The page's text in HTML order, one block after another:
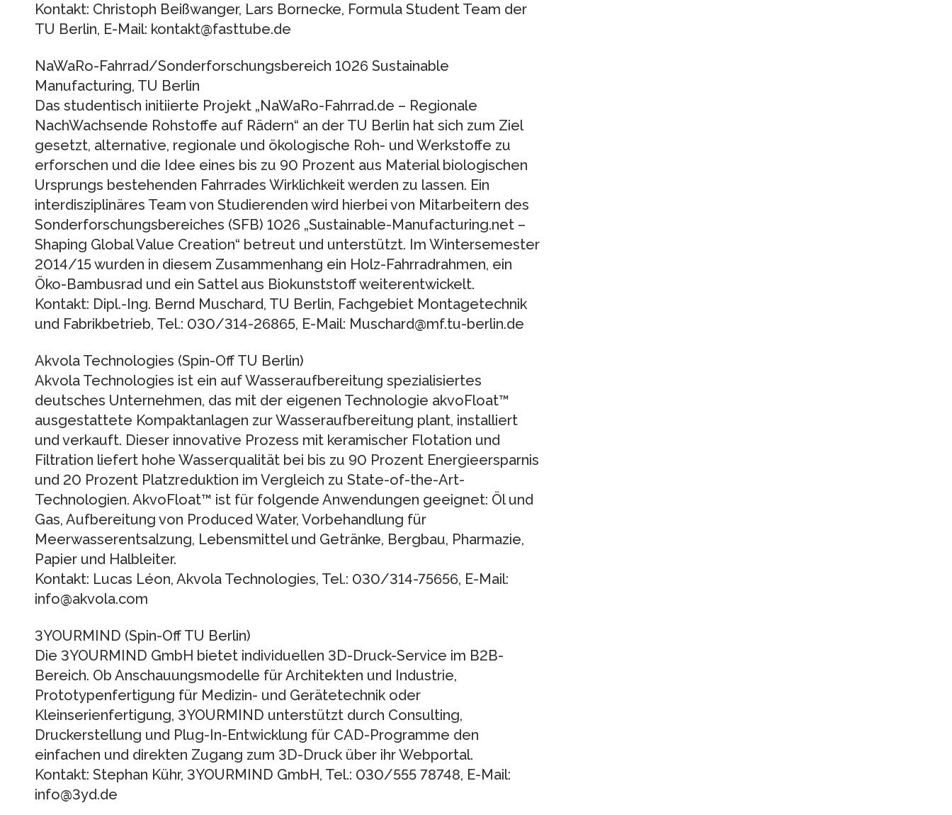
Kontakt: Christoph Beißwanger, Lars Bornecke, Formula Student Team der
TU Berlin, E-Mail: kontakt@fasttube.de
NaWaRo-Fahrrad/Sonderforschungsbereich 1026 Sustainable
Manufacturing, TU Berlin
Das studentisch initiierte Projekt „NaWaRo-Fahrrad.de – Regionale
NachWachsende Rohstoffe auf Rädern“ an der TU Berlin hat sich zum Ziel
gesetzt, alternative, regionale und ökologische Roh- und Werkstoffe zu
erforschen und die Idee eines bis zu 90 Prozent aus Material biologischen
Ursprungs bestehenden Fahrrades Wirklichkeit werden zu lassen. Ein
interdisziplinäres Team von Studierenden wird hierbei von Mitarbeitern des
Sonderforschungsbereiches (SFB) 1026 „Sustainable-Manufacturing.net –
Shaping Global Value Creation“ betreut und unterstützt. Im Wintersemester
2014/15 wurden in diesem Zusammenhang ein Holz-Fahrradrahmen, ein
Öko-Bambusrad und ein Sattel aus Biokunststoff weiterentwickelt.
Kontakt: Dipl.-Ing. Bernd Muschard, TU Berlin, Fachgebiet Montagetechnik
und Fabrikbetrieb, Tel.: 030/314-26865, E-Mail: Muschard@mf.tu-berlin.de
Akvola Technologies (Spin-Off TU Berlin)
Akvola Technologies ist ein auf Wasseraufbereitung spezialisiertes
deutsches Unternehmen, das mit der eigenen Technologie akvoFloat™
ausgestattete Kompaktanlagen zur Wasseraufbereitung plant, installiert
und verkauft. Dieser innovative Prozess mit keramischer Flotation und
Filtration liefert hohe Wasserqualität bei bis zu 90 Prozent Energieersparnis
und 20 Prozent Platzreduktion im Vergleich zu State-of-the-Art-
Technologien. AkvoFloat™ ist für folgende Anwendungen geeignet: Öl und
Gas, Aufbereitung von Produced Water, Vorbehandlung für
Meerwasserentsalzung, Lebensmittel und Getränke, Bergbau, Pharmazie,
Papier und Halbleiter.
Kontakt: Lucas Léon, Akvola Technologies, Tel.: 030/314-75656, E-Mail:
info@akvola.com
3YOURMIND (Spin-Off TU Berlin)
Die 3YOURMIND GmbH bietet individuellen 3D-Druck-Service im B2B-
Bereich. Ob Anschauungsmodelle für Architekten und Industrie,
Prototypenfertigung für Medizin- und Gerätetechnik oder
Kleinserienfertigung, 3YOURMIND unterstützt durch Consulting,
Druckerstellung und Plug-In-Entwicklung für CAD-Programme den
einfachen und direkten Zugang zum 3D-Druck über ihr Webportal.
Kontakt: Stephan Kühr, 3YOURMIND GmbH, Tel.: 030/555 78748, E-Mail:
info@3yd.de